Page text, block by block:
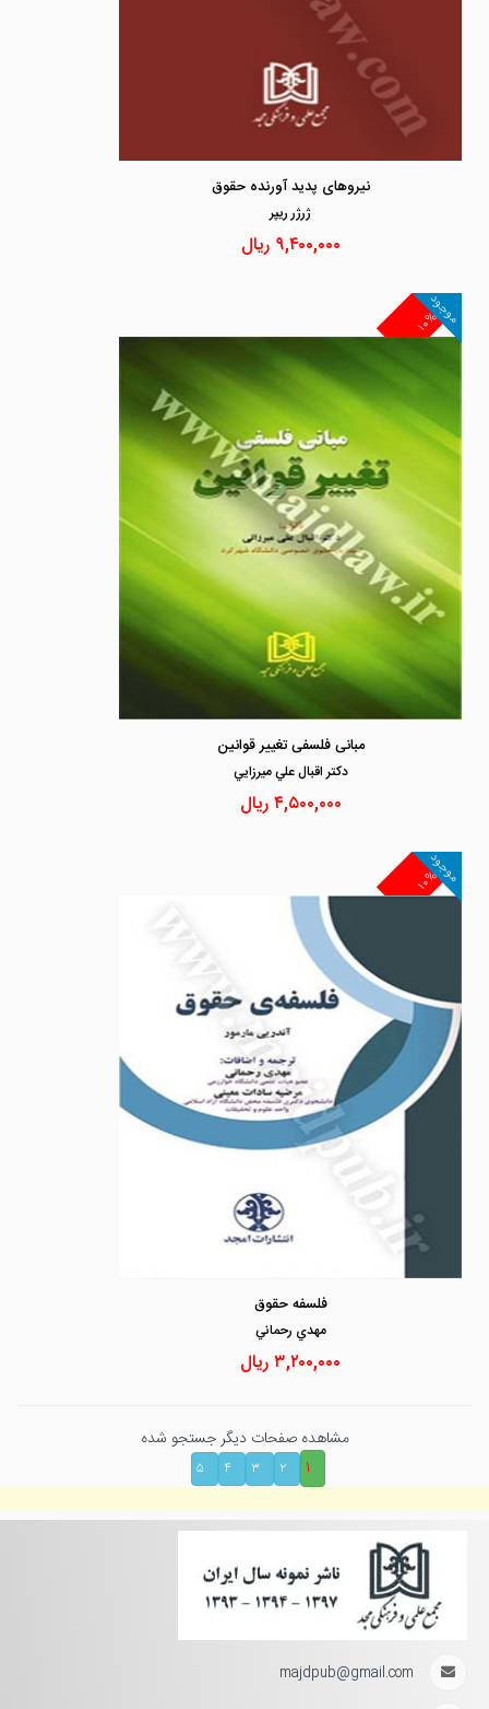
نیروهای پدید آورنده حقوق
ژرژر ريپر
۹,۴۰۰,۰۰۰ ریال
۱۰%
موجود
مبانی فلسفی تغییر قوانین
دكتر اقبال علي ميرزايي
۴,۵۰۰,۰۰۰ریال
۱۰%
موجود
فلسفه حقوق
مهدي رحماني
۳,۲۰۰,۰۰۰ریال
مشاهده صفحات دیگر جستجو شده
۱
۲ ۳ ۴ ۵
majdpub@gmail.com